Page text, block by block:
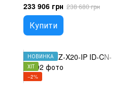
233 906 грн 238 680 грн
Купити
НОВИНКА
ХІТ
−2%